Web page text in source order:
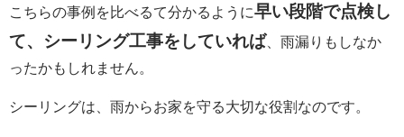
こちらの事例を比べるて分かるように早い段階で点検し
て、シーリング工事をしていれば 、雨漏りもしなか
ったかもしれません。
シーリングは、雨からお家を守る大切な役割なのです。